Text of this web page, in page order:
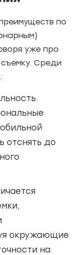
по
уже про
Среди
отснять до
окружающие
на